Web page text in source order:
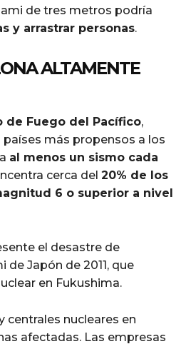
de tres metros podría
y arrastrar personas.
ALTAMENTE
de Fuego del Pacífico,
más propensos a los
al menos un sismo cada
cerca del 20% de los
6 o superior a nivel
el desastre de
Japón de 2011, que
en Fukushima.
centrales nucleares en
afectadas. Las empresas